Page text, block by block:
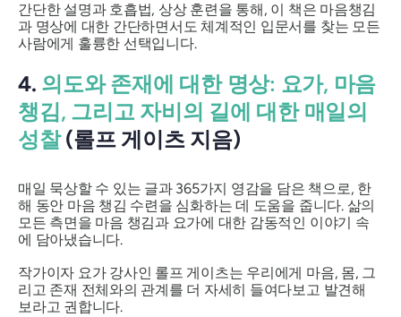
간단한 설명과 호흡법, 상상 훈련을 통해, 이 책은 마음챙김
과 명상에 대한 간단하면서도 체계적인 입문서를 찾는 모든
사람에게 훌륭한 선택입니다.
4. 의도와 존재에 대한 명상: 요가, 마음
챙김, 그리고 자비의 길에 대한 매일의
성찰(롤프 게이츠 지음)
매일 묵상할 수 있는 글과 365가지 영감을 담은 책으로, 한
해 동안 마음 챙김 수련을 심화하는 데 도움을 줍니다. 삶의
모든 측면을 마음 챙김과 요가에 대한 감동적인 이야기 속
에 담아냈습니다.
작가이자 요가 강사인 롤프 게이츠는 우리에게 마음, 몸, 그
리고 존재 전체와의 관계를 더 자세히 들여다보고 발견해
보라고 권합니다.